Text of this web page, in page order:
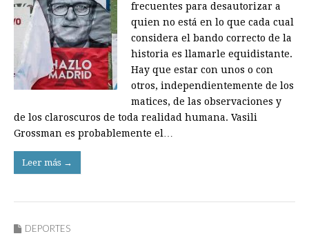
frecuentes para desautorizar a
quien no está en lo que cada cual
considera el bando correcto de la
historia es llamarle equidistante.
Hay que estar con unos o con
otros, independientemente de los
matices, de las observaciones y
de los claroscuros de toda realidad humana. Vasili
Grossman es probablemente el…
Leer más →
DEPORTES